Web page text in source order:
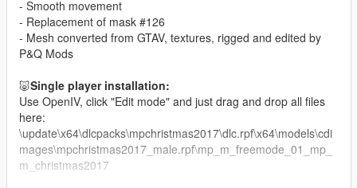
- Smooth movement
- Replacement of mask #126
- Mesh converted from GTAV, textures, rigged and edited by
P&Q Mods
🐷Single player installation:
Use OpenIV, click "Edit mode" and just drag and drop all files
here:
\update\x64\dlcpacks\mpchristmas2017\dlc.rpf\x64\models\cdi
mages\mpchristmas2017_male.rpf\mp_m_freemode_01_mp_
m_christmas2017